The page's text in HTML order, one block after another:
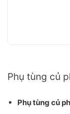
Phụ tùng củ
Phụ tùng củ